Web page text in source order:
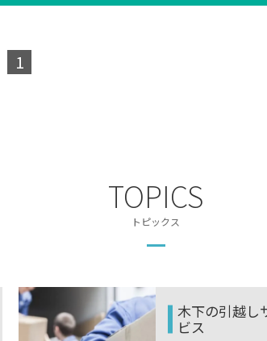
1
TOPICS
トピックス
木下の引越しサー
ビス